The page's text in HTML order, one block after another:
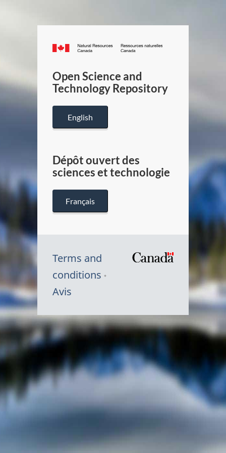
Canada.ca
/
Canada
Open Science and
Technology Repository
English
Dépôt ouvert des
sciences et technologie
Français
Terms and
conditions
Avis
Symbole
du
Canada